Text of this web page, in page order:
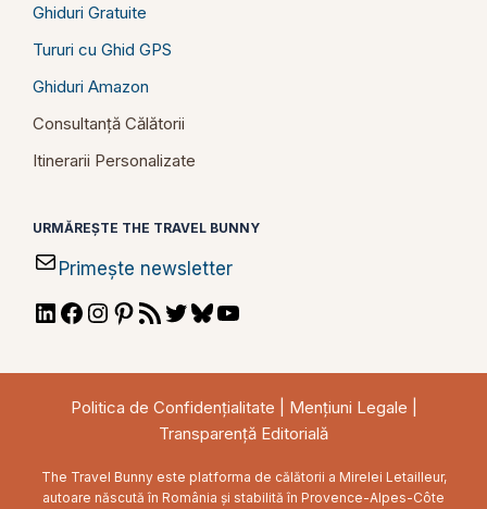
Ghiduri Gratuite
Tururi cu Ghid GPS
Ghiduri Amazon
Consultanță Călătorii
Itinerarii Personalizate
URMĂREȘTE THE TRAVEL BUNNY
Primește newsletter
LinkedIn
Facebook
Instagram
Pinterest
RSSTwitterBluesky
Politica de Confidențialitate Mențiuni Legale
Transparență Editorială
The Travel Bunny este platforma de călătorii a Mirelei Letailleur,
autoare născută în România și stabilită în Provence-Alpes-Côte